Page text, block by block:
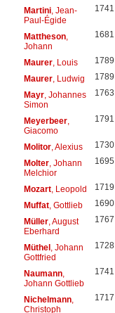
Martini, Jean-
Paul-Égide
1741
Mattheson,
Johann
1681
Maurer, Louis 1789
Maurer, Ludwig 1789
Mayr, Johannes
Simon
1763
Meyerbeer,
Giacomo
1791
Molitor, Alexius 1730
Molter, Johann
Melchior
1695
Mozart, Leopold 1719
Muffat, Gottlieb 1690
Müller, August
Eberhard
1767
Müthel, Johann
Gottfried
1728
Naumann,
Johann Gottlieb
1741
Nichelmann,
Christoph
1717